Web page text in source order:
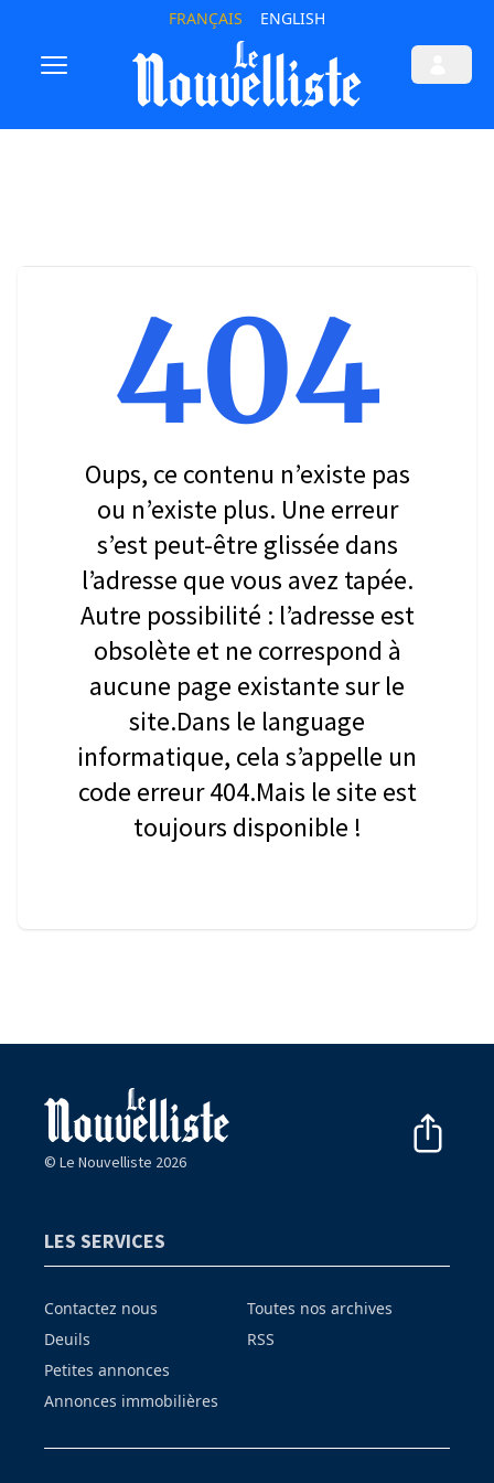
FRANÇAIS ENGLISH
404
Oups, ce contenu n’existe pas
ou n’existe plus. Une erreur
s’est peut-être glissée dans
l’adresse que vous avez tapée.
Autre possibilité : l’adresse est
obsolète et ne correspond à
aucune page existante sur le
site.Dans le language
informatique, cela s’appelle un
code erreur 404.Mais le site est
toujours disponible !
© Le Nouvelliste 2026
LES SERVICES
Contactez nous
Deuils
Petites annonces
Annonces immobilières
Toutes nos archives
RSS